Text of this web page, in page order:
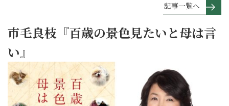
記事一覧へ
市毛良枝『百歳の景色見たいと母は言
い』